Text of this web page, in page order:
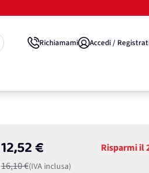
Richiamami Accedi /
12,52 €
16,10 €(IVA inclusa)
Risparmi il